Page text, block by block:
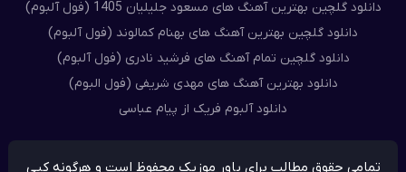
دانلود گلچین بهترین آهنگ های مسعود جلیلیان 1405 (فول آلبوم)
دانلود گلچین بهترین آهنگ های بهنام کمالوند (فول آلبوم)
دانلود گلچین تمام آهنگ های فرشید نادری (فول آلبوم)
دانلود بهترین آهنگ های مهدی شریفی (فول البوم)
دانلود آلبوم فریک از پیام عباسی
تمامی حقوق مطالب برای پاور موزیک محفوظ است و هرگونه کپی